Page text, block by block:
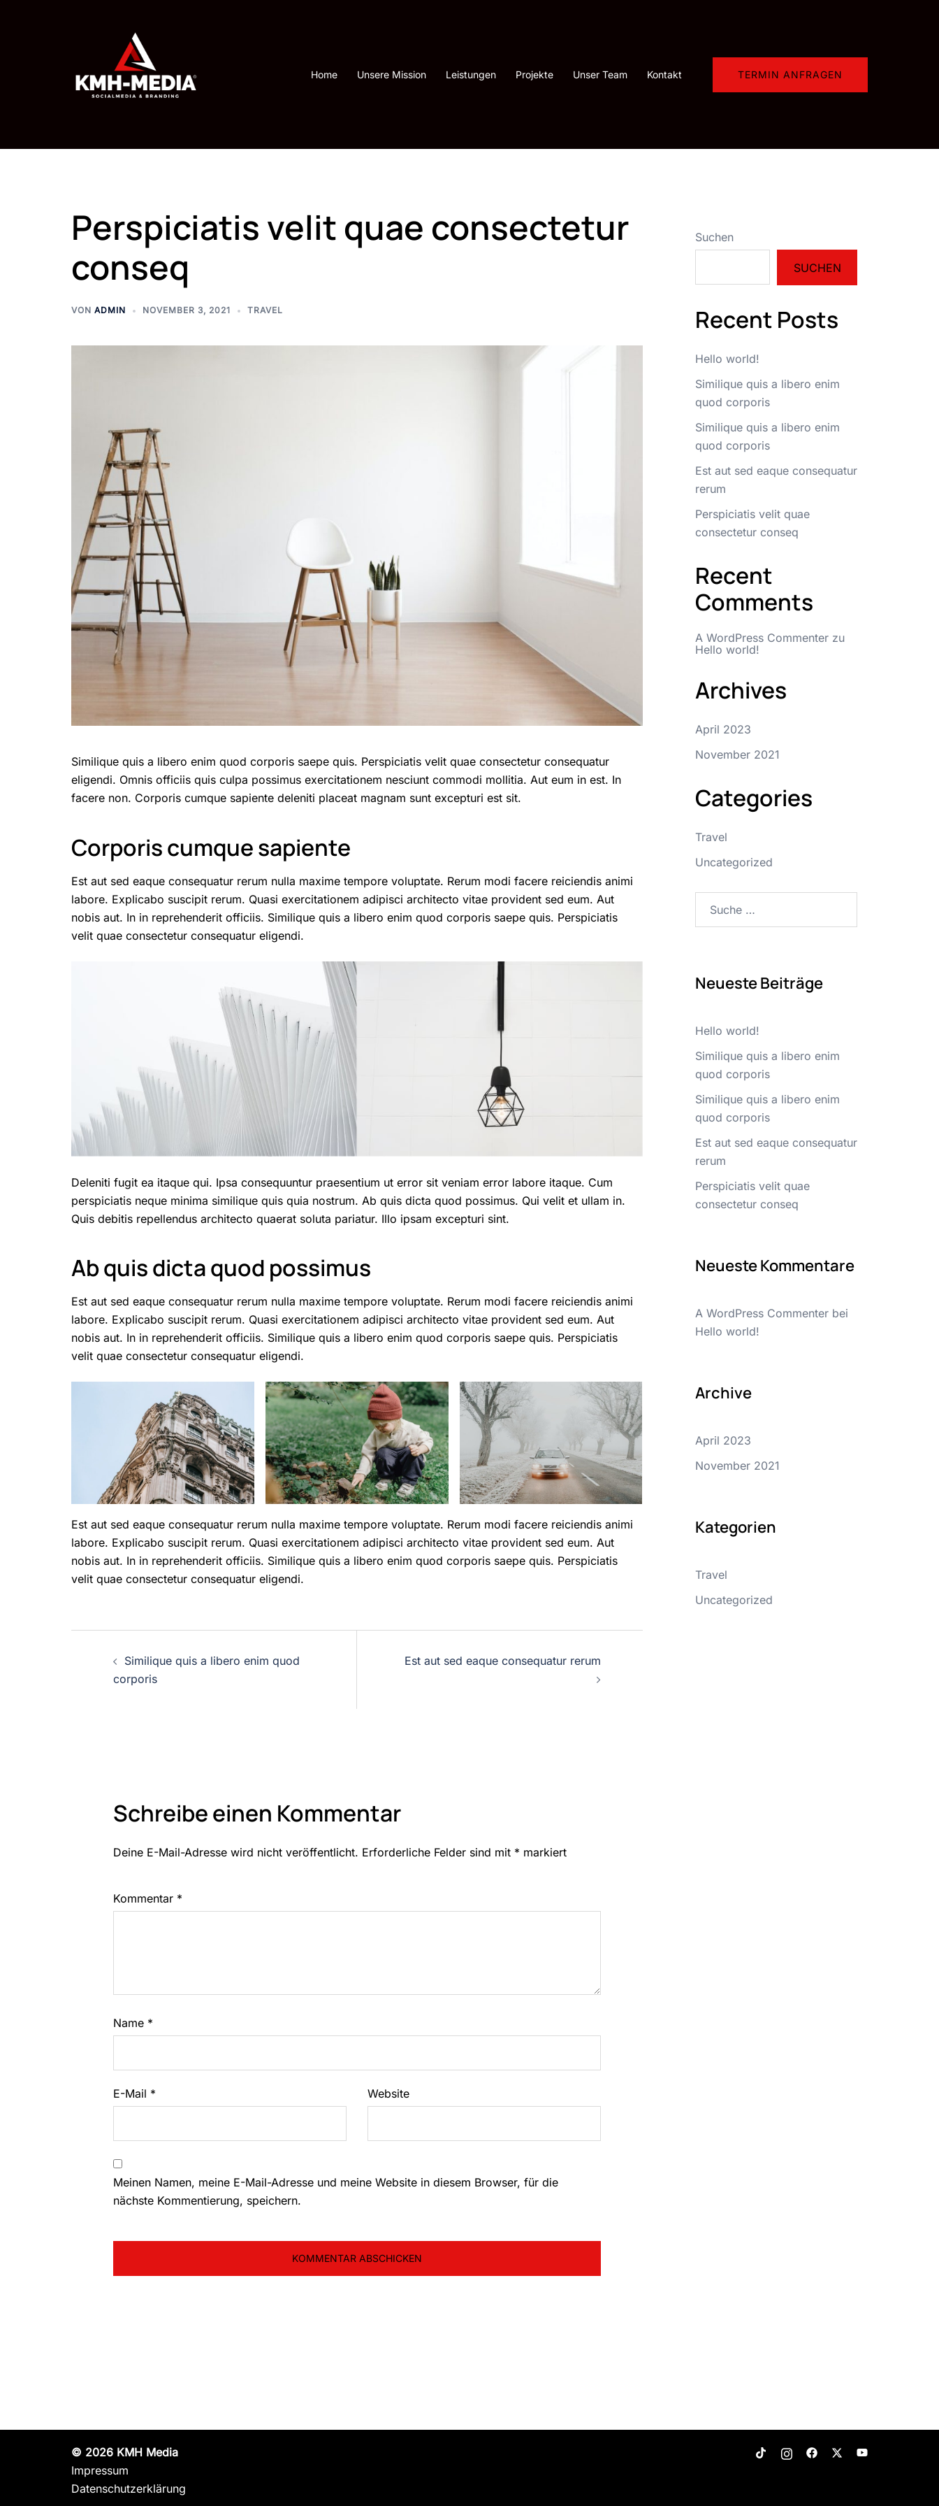
Home Unsere Mission Leistungen Projekte Unser Team Kontakt TERMIN ANFRAGEN
Perspiciatis velit quae consectetur
conseq
VON ADMIN NOVEMBER 3, 2021 TRAVEL
Similique quis a libero enim quod corporis saepe quis. Perspiciatis velit quae consectetur consequatur
eligendi. Omnis officiis quis culpa possimus exercitationem nesciunt commodi mollitia. Aut eum in est. In
facere non. Corporis cumque sapiente deleniti placeat magnam sunt excepturi est sit.
Corporis cumque sapiente
Est aut sed eaque consequatur rerum nulla maxime tempore voluptate. Rerum modi facere reiciendis animi
labore. Explicabo suscipit rerum. Quasi exercitationem adipisci architecto vitae provident sed eum. Aut
nobis aut. In in reprehenderit officiis. Similique quis a libero enim quod corporis saepe quis. Perspiciatis
velit quae consectetur consequatur eligendi.
Deleniti fugit ea itaque qui. Ipsa consequuntur praesentium ut error sit veniam error labore itaque. Cum
perspiciatis neque minima similique quis quia nostrum. Ab quis dicta quod possimus. Qui velit et ullam in.
Quis debitis repellendus architecto quaerat soluta pariatur. Illo ipsam excepturi sint.
Ab quis dicta quod possimus
Est aut sed eaque consequatur rerum nulla maxime tempore voluptate. Rerum modi facere reiciendis animi
labore. Explicabo suscipit rerum. Quasi exercitationem adipisci architecto vitae provident sed eum. Aut
nobis aut. In in reprehenderit officiis. Similique quis a libero enim quod corporis saepe quis. Perspiciatis
velit quae consectetur consequatur eligendi.
Est aut sed eaque consequatur rerum nulla maxime tempore voluptate. Rerum modi facere reiciendis animi
labore. Explicabo suscipit rerum. Quasi exercitationem adipisci architecto vitae provident sed eum. Aut
nobis aut. In in reprehenderit officiis. Similique quis a libero enim quod corporis saepe quis. Perspiciatis
velit quae consectetur consequatur eligendi.
Beitrags-
Navigation
Similique quis a libero enim quod
corporis
Est aut sed eaque consequatur rerum
Schreibe einen Kommentar
Deine E-Mail-Adresse wird nicht veröffentlicht. Erforderliche Felder sind mit * markiert
Kommentar *
Name *
E-Mail * Website
Meinen Namen, meine E-Mail-Adresse und meine Website in diesem Browser, für die
nächste Kommentierung, speichern.
Suchen
SUCHEN
Recent Posts
Hello world!
Similique quis a libero enim
quod corporis
Similique quis a libero enim
quod corporis
Est aut sed eaque consequatur
rerum
Perspiciatis velit quae
consectetur conseq
Recent
Comments
A WordPress Commenterzu
Hello world!
Archives
April 2023
November 2021
Categories
Travel
Uncategorized
nach:
Neueste Beiträge
Hello world!
Similique quis a libero enim
quod corporis
Similique quis a libero enim
quod corporis
Est aut sed eaque consequatur
rerum
Perspiciatis velit quae
consectetur conseq
Neueste Kommentare
A WordPress Commenterbei
Hello world!
Archive
April 2023
November 2021
Kategorien
Travel
Uncategorized
© 2026 KMH Media
Impressum
Datenschutzerklärung